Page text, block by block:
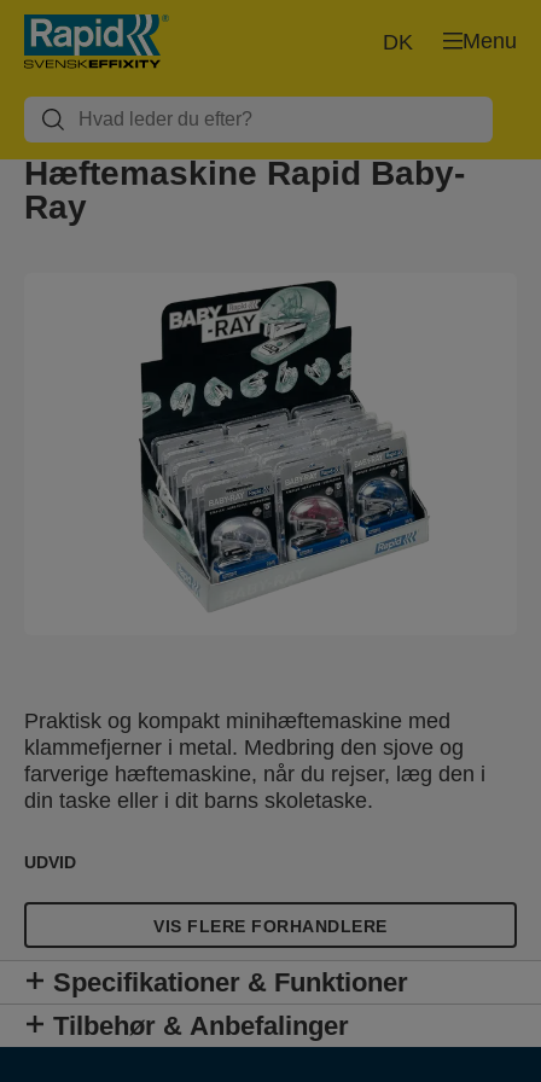
Menu
DK
Hæftemaskine Rapid Baby-
Ray
Praktisk og kompakt minihæftemaskine med
klammefjerner i metal. Medbring den sjove og
farverige hæftemaskine, når du rejser, læg den i
din taske eller i dit barns skoletaske.
UDVID
VIS FLERE FORHANDLERE
Specifikationer & Funktioner
Tilbehør & Anbefalinger